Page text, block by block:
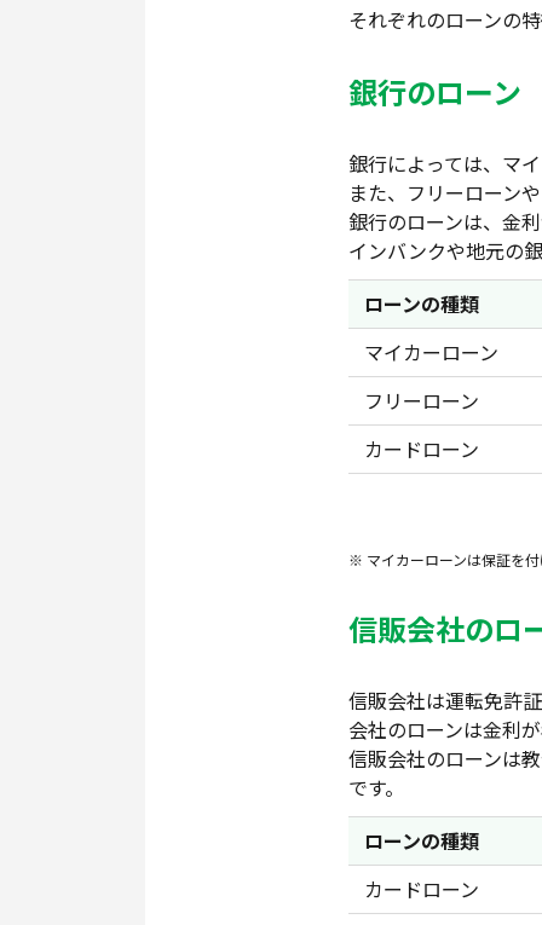
それぞれのローンの
銀行のローン
銀行によっては、マ
また、フリーローン
銀行のローンは、金
インバンクや地元の
ローンの種類
マイカーローン
フリーローン
カードローン
マイカーローンは保証を
信販会社のロ
信販会社は運転免許
会社のローンは金利
信販会社のローンは
です。
ローンの種類
カードローン